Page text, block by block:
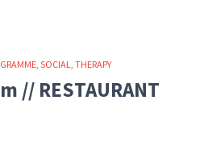
SOCIAL THERAPY
// RESTAURANT